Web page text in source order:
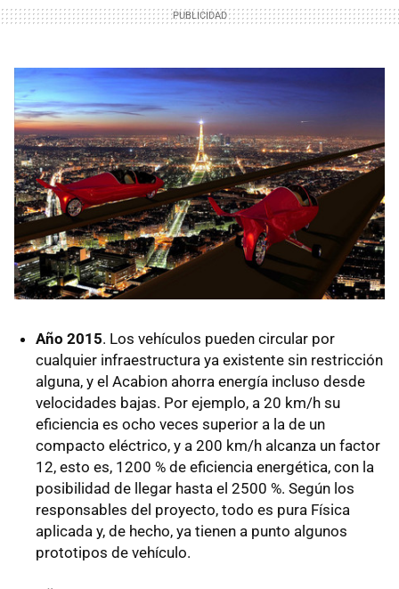
Año 2015. Los vehículos pueden circular por
cualquier infraestructura ya existente sin restricción
alguna, y el Acabion ahorra energía incluso desde
velocidades bajas. Por ejemplo, a 20 km/h su
eficiencia es ocho veces superior a la de un
compacto eléctrico, y a 200 km/h alcanza un factor
12, esto es, 1200 % de eficiencia energética, con la
posibilidad de llegar hasta el 2500 %. Según los
responsables del proyecto, todo es pura Física
aplicada y, de hecho, ya tienen a punto algunos
prototipos de vehículo.